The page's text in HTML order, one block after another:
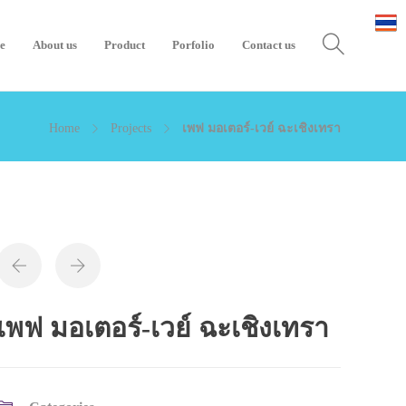
About us Product Porfolio Contact us
Home Projects เพฟ มอเตอร์-เวย์ ฉะเชิงเทรา
พฟ มอเตอร์-เวย์ ฉะเชิงเทรา